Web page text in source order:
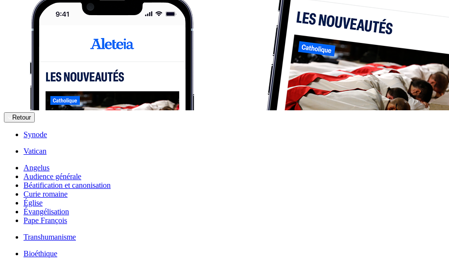
Retour
Synode
Vatican
Angelus
Audience générale
Béatification et canonisation
Curie romaine
Église
Évangélisation
Pape François
Transhumanisme
Bioéthique